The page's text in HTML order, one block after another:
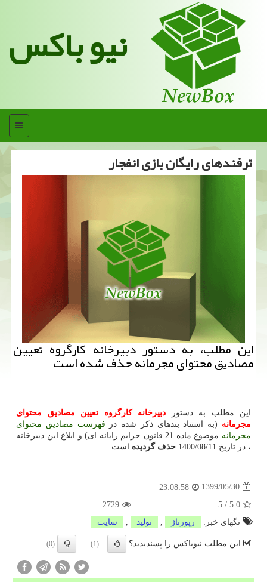
نیو باکس
منو
ترفندهای رایگان بازی انفجار
این مطلب، به دستور دبیرخانه كارگروه تعیین
مصادیق محتوای مجرمانه حذف شده است
این مطلب به دستور دبیرخانه كارگروه تعیین مصادیق محتوای
مجرمانه (به استناد بندهای ذکر شده در فهرست مصادیق محتوای
مجرمانه
موضوع ماده 21 قانون جرایم رایانه ای) و ابلاغ این دبیرخانه
، در تاریخ 1400/08/11
حذف گردیده است.
1399/05/30
23:08:58
5.0
/
5
2729
تگهای خبر:
رپورتاژ تولید سایت
این مطلب نیوباکس را پسندیدید؟ (1)
(0)